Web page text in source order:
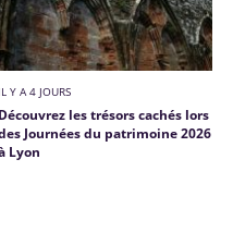
IL Y A 4 JOURS
Découvrez les trésors cachés lors
Journées du patrimoine 2026
Lyon